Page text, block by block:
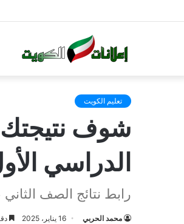
تعليم الكويت
شوف
الدراسي الأول
رابط نتائج الصف
محمد الحربي 16 يناير، 2025